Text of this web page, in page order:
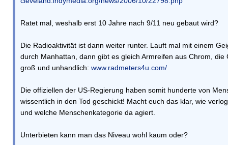
Ratet mal, weshalb erst 10 Jahre nach 9/11 neu gebaut wird?
Die Radioaktivität ist dann weiter runter. Lauft mal mit einem
durch Manhattan, dann gibt es gleich Armreifen aus Chrom, die
groß und unhandlich: www.radmeters4u.com/
Die offiziellen der US-Regierung haben somit hunderte von
wissentlich in den Tod geschickt! Macht euch das klar, wie
und welche Menschenkategorie da agiert.
Unterbieten kann man das Niveau wohl kaum oder?